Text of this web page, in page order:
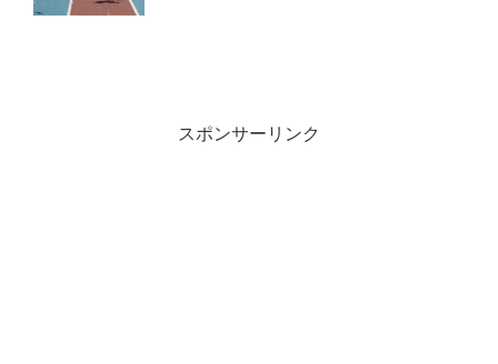
スポンサーリンク